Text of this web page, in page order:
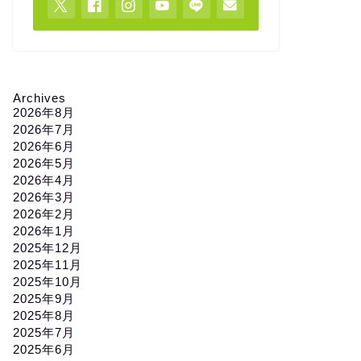
Archives
2026年8月
2026年7月
2026年6月
2026年5月
2026年4月
2026年3月
2026年2月
2026年1月
2025年12月
2025年11月
2025年10月
2025年9月
2025年8月
2025年7月
2025年6月